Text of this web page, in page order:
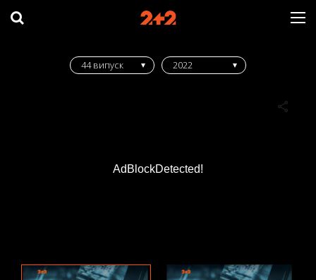
AdBlockDetected!
44 випуск 2022